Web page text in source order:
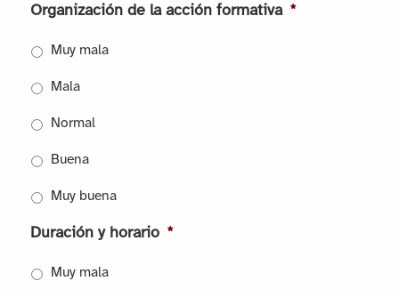
Organización de la acción formativa *
Muy mala
Mala
Normal
Buena
Muy buena
Duración y horario *
Muy mala